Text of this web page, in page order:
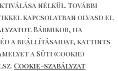
nélkül. További
kapcsolatban olvasd el
. Bármikor, ha
a beállításaidat, kattints
a Süti (cookie)
Cookie-szabályzat
Visszaküldés